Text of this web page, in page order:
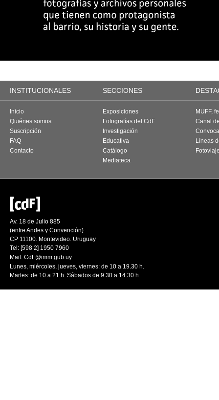
INSTITUCIONALES SECCIONES
Inicio
Quiénes somos
Suscripción
FAQ
Contacto
Exposiciones
Fotografías del CdF
Investigación
Educativa
Catálogo
Mediateca
MUFF,
Canal
Líneas
Av. 18 de Julio 885
(entre Andes y Convención)
CP 11100. Montevideo. Uruguay
Tel: [598 2] 1950 7960
Mail: CdF@imm.gub.uy
Lunes, miércoles, jueves, viernes: de 10 a 19.30 h.
Martes: de 10 a 21 h. Sábados de 9.30 a 14.30 h.